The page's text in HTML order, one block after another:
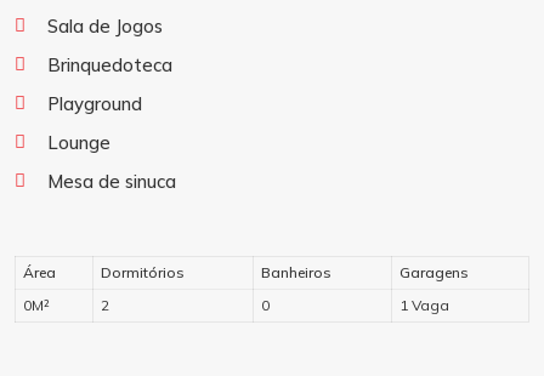
Sala de Jogos
Brinquedoteca
Playground
Lounge
Mesa de sinuca
Área Dormitórios Banheiros
Garagens
0M²
2 0 1 Vaga